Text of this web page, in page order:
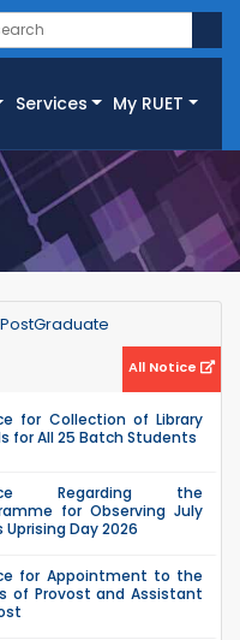
Services My RUET
PostGraduate
All Notice
for Collection of Library
for All 25 Batch Students
Regarding the
for Observing July
Uprising Day 2026
for Appointment to the
of Provost and Assistant